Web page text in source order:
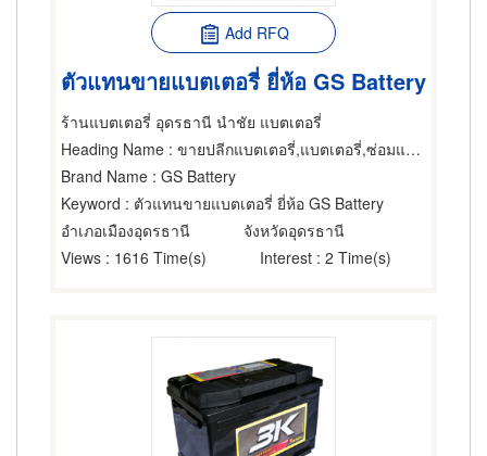
Add RFQ
ตัวแทนขายแบตเตอรี่ ยี่ห้อ GS Battery
ร้านแบตเตอรี่ อุดรธานี นำชัย แบตเตอรี่
Heading Name : ขายปลีกแบตเตอรี่,แบตเตอรี่,ซ่อมแบตเตอรี่
Brand Name : GS Battery
Keyword : ตัวแทนขายแบตเตอรี่ ยี่ห้อ GS Battery
อำเภอเมืองอุดรธานี
จังหวัดอุดรธานี
Views : 1616 Time(s) Interest : 2 Time(s)